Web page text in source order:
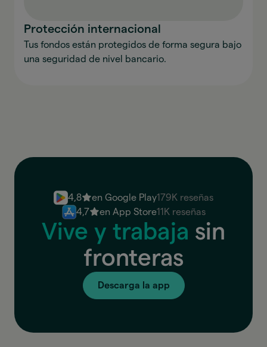
Protección internacional
Tus fondos están protegidos de forma segura bajo
una seguridad de nivel bancario.
4,8 en Google Play179K reseñas
4,7
en App Store11K reseñas
Vive y trabaja sin
fronteras
Descarga la app